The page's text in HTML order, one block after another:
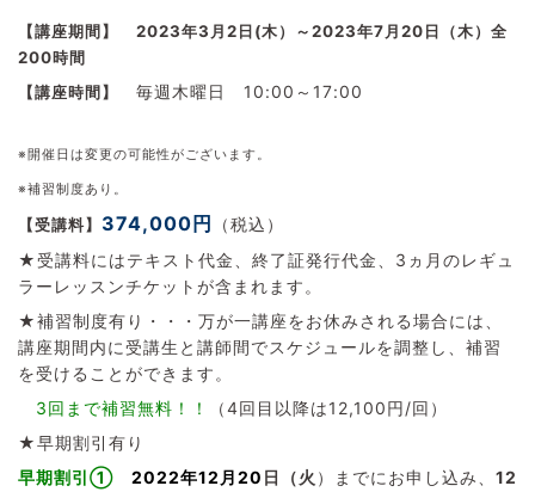
【講座期間】
2023年3月2日(木）～2023年7月20日（木）全
200時間
【講座時間】
毎週木曜日 10:00～17:00
※開催日は変更の可能性がございます。
※補習制度あり。
【受講料】 374,000円
（税込）
★受講料にはテキスト代金、終了証発行代金、3ヵ月のレギュ
ラーレッスンチケットが含まれます。
★補習制度有り・・・万が一講座をお休みされる場合には、
講座期間内に受講生と講師間でスケジュールを調整し、補習
を受けることができます。
3回まで補習無料！！
（4回目以降は12,100円/回）
★早期割引有り
早期割引①
2022年12月20 日（火 ）までにお申し込み、 12